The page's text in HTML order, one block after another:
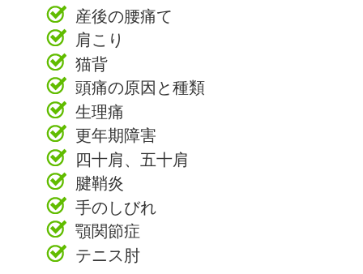
産後の腰痛て
肩こり
猫背
頭痛の原因と種類
生理痛
更年期障害
四十肩、五十肩
腱鞘炎
手のしびれ
顎関節症
テニス肘